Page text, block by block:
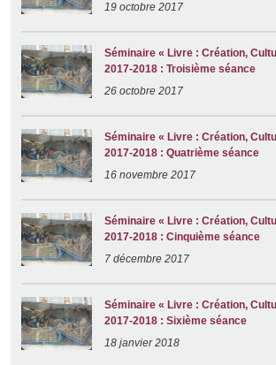
19 octobre 2017
Séminaire « Livre : Création,
2017-2018 : Troisième séance
26 octobre 2017
Séminaire « Livre : Création,
2017-2018 : Quatrième séance
16 novembre 2017
Séminaire « Livre : Création,
2017-2018 : Cinquième séance
7 décembre 2017
Séminaire « Livre : Création,
2017-2018 : Sixième séance
18 janvier 2018